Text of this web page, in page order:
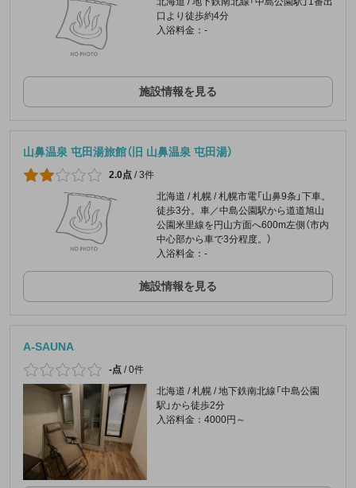
口より徒歩約4分
入浴料金：-
施設情報を見る
山鼻温泉 屯田湯旅館（旧 山鼻温泉 屯田湯）
2.0点 /3件
北海道 / 札幌 / 札幌市電「山鼻9条」下車。
徒歩3分。車／中島公園駅から道道旭山
公園米里線を円山方面へ600m左側（市内
中心部から車で3分程度。）
入浴料金：-
施設情報を見る
A-SAUNA
-点 /0件
北海道 / 札幌 / 地下鉄南北線「中島公園
駅」から徒歩2分
入浴料金：4000円～